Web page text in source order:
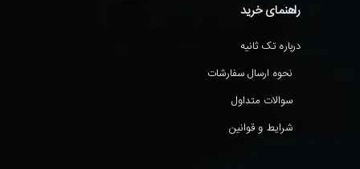
راهنمای خرید
درباره تک ثانیه
نحوه ارسال سفارشات
سوالات متداول
شرایط و قوانین